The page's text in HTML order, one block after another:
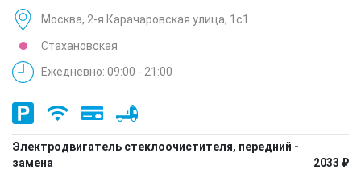
Москва, 2-я Карачаровская улица, 1с1
Стахановская
Ежедневно: 09:00 - 21:00
Электродвигатель стеклоочистителя, передний -
замена
2033 ₽